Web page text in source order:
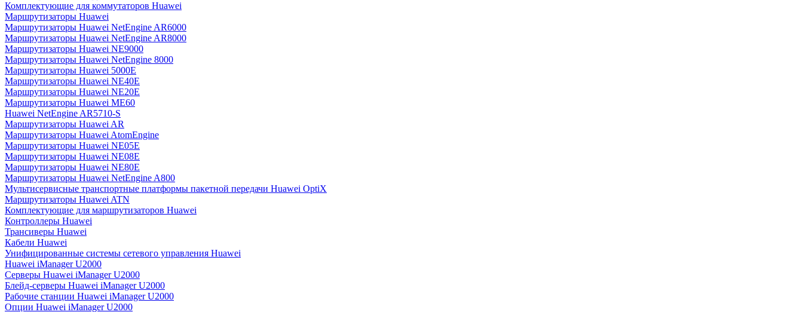
Комплектующие для коммутаторов Huawei
Маршрутизаторы Huawei
Маршрутизаторы Huawei NetEngine AR6000
Маршрутизаторы Huawei NetEngine AR8000
Маршрутизаторы Huawei NE9000
Маршрутизаторы Huawei NetEngine 8000
Маршрутизаторы Huawei 5000E
Маршрутизаторы Huawei NE40E
Маршрутизаторы Huawei NE20E
Маршрутизаторы Huawei ME60
Huawei NetEngine AR5710-S
Маршрутизаторы Huawei AR
Маршрутизаторы Huawei AtomEngine
Маршрутизаторы Huawei NE05E
Маршрутизаторы Huawei NE08E
Маршрутизаторы Huawei NE80E
Маршрутизаторы Huawei NetEngine A800
Мультисервисные транспортные платформы пакетной передачи Huawei OptiX
Маршрутизаторы Huawei ATN
Комплектующие для маршрутизаторов Huawei
Контроллеры Huawei
Трансиверы Huawei
Кабели Huawei
Унифицированные системы сетевого управления Huawei
Huawei iManager U2000
Серверы Huawei iManager U2000
Блейд-серверы Huawei iManager U2000
Рабочие станции Huawei iManager U2000
Опции Huawei iManager U2000